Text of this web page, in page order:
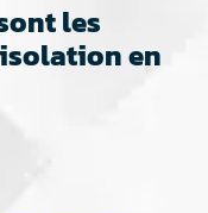
les
en